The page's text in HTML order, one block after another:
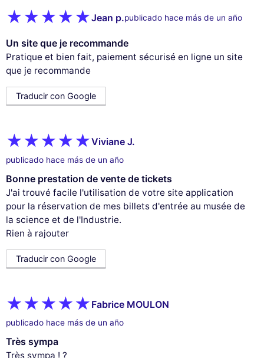
Jean p.publicado hace más de un año
Un site que je recommande
Pratique et bien fait, paiement sécurisé en ligne un site
que je recommande
Traducir con Google
Viviane J.
publicado hace más de un año
Bonne prestation de vente de tickets
J'ai trouvé facile l'utilisation de votre site application
pour la réservation de mes billets d'entrée au musée de
la science et de l'Industrie.
Rien à rajouter
Traducir con Google
Fabrice MOULON
publicado hace más de un año
Très sympa
Très sympa ! ?